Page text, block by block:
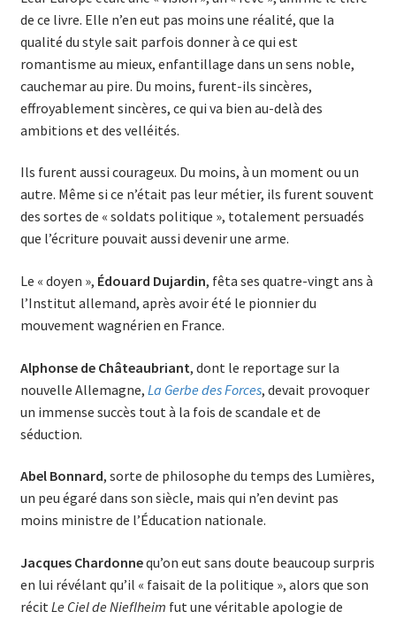
de ce livre. Elle n’en eut pas moins une réalité, que la
qualité du style sait parfois donner à ce qui est
romantisme au mieux, enfantillage dans un sens noble,
cauchemar au pire. Du moins, furent-ils sincères,
effroyablement sincères, ce qui va bien au-delà des
ambitions et des velléités.
Ils furent aussi courageux. Du moins, à un moment ou un
autre. Même si ce n’était pas leur métier, ils furent souvent
des sortes de « soldats politique », totalement persuadés
que l’écriture pouvait aussi devenir une arme.
Le « doyen », Édouard Dujardin, fêta ses quatre-vingt ans à
l’Institut allemand, après avoir été le pionnier du
mouvement wagnérien en France.
Alphonse de Châteaubriant, dont le reportage sur la
nouvelle Allemagne, La Gerbe des Forces, devait provoquer
un immense succès tout à la fois de scandale et de
séduction.
Abel Bonnard, sorte de philosophe du temps des Lumières,
un peu égaré dans son siècle, mais qui n’en devint pas
moins ministre de l’Éducation nationale.
Jacques Chardonnequ’on eut sans doute beaucoup surpris
en lui révélant qu’il « faisait de la politique », alors que son
récitLe Ciel de Nieflheim fut une véritable apologie de